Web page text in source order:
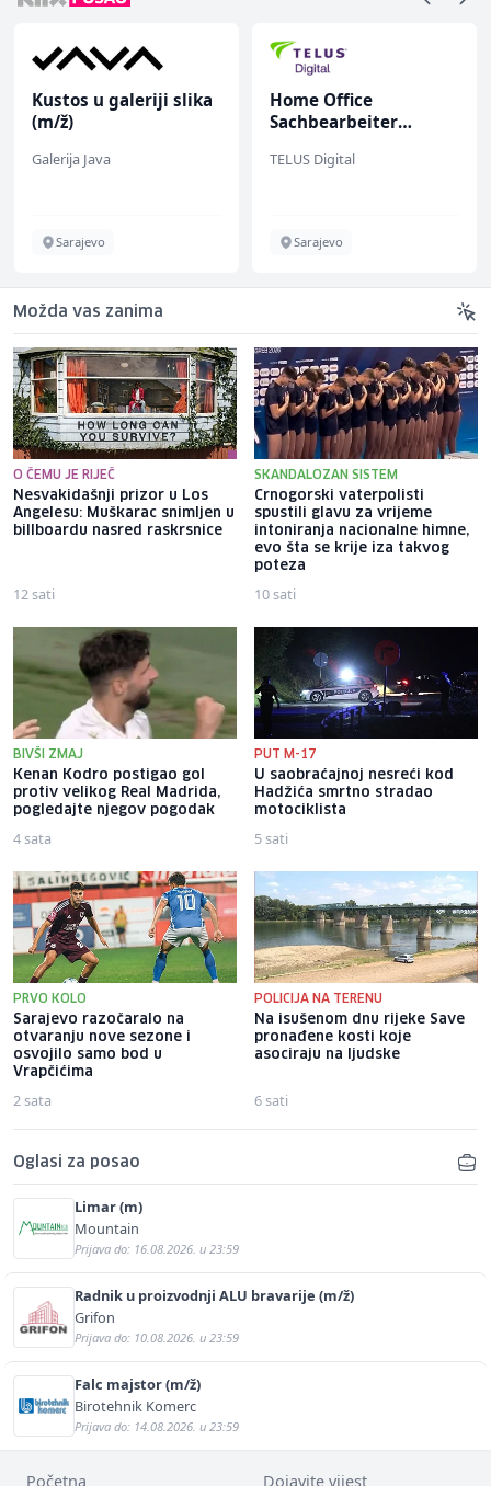
Kustos u galeriji slika
(m/ž)
Galerija Java
Sarajevo
Home Office
Sachbearbeiter
bekannten deutschen
TELUS Digital
Sarajevo
Možda vas zanima
O ČEMU JE RIJEČ
Nesvakidašnji prizor u Los
Angelesu: Muškarac snimljen u
billboardu nasred raskrsnice
12 sati
SKANDALOZAN SISTEM
Crnogorski vaterpolisti
spustili glavu za vrijeme
intoniranja nacionalne himne,
evo šta se krije iza takvog
poteza
10 sati
BIVŠI ZMAJ
Kenan Kodro postigao gol
protiv velikog Real Madrida,
pogledajte njegov pogodak
4 sata
PUT M-17
U saobraćajnoj nesreći kod
Hadžića smrtno stradao
motociklista
5 sati
PRVO KOLO
Sarajevo razočaralo na
otvaranju nove sezone i
osvojilo samo bod u
Vrapčićima
2 sata
POLICIJA NA TERENU
Na isušenom dnu rijeke Save
pronađene kosti koje
asociraju na ljudske
6 sati
Oglasi za posao
Limar (m)
Mountain
Prijava do: 16.08.2026. u 23:59
Radnik u proizvodnji ALU bravarije (m/ž)
Grifon
Prijava do: 10.08.2026. u 23:59
Falc majstor (m/ž)
Birotehnik Komerc
Prijava do: 14.08.2026. u 23:59
Početna Dojavite vijest